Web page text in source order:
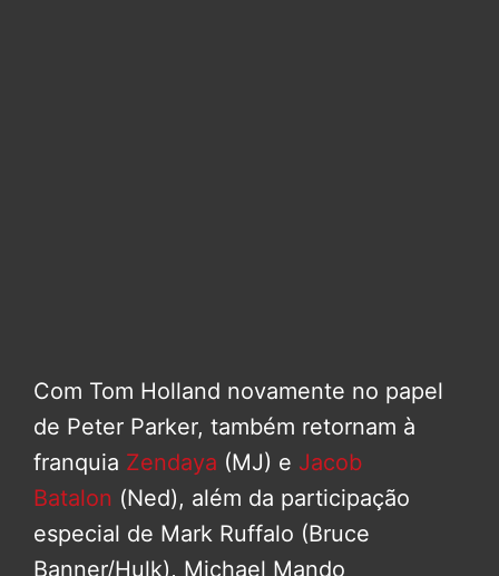
Com Tom Holland novamente no papel
de Peter Parker, também retornam à
franquia Zendaya (MJ) e Jacob
Batalon (Ned), além da participação
especial de Mark Ruffalo (Bruce
Banner/Hulk), Michael Mando